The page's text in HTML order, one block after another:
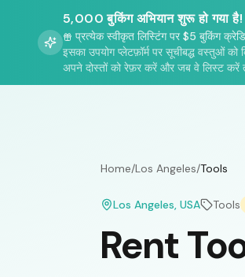
5,000 बुकिंग अभियान शुरू हो गया है!
प्रत्येक स्वीकृत लिस्टिंग पर $5 बुकिंग
इसका उपयोग प्लेटफ़ॉर्म पर सूचीबद्ध वस्तुओं
अपने दोस्तों को रेफ़र करें और जब वे लिस्ट करें
Home/Los Angeles/Tools
Los Angeles, USA Tools
Rent